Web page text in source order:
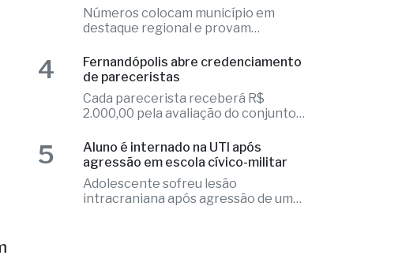
Educação de Fernandópolis obtém
Números colocam município em
destaque regional e provam
excelência
Fernandópolis abre credenciamento
Cada parecerista receberá R$
2.000,00 pela avaliação do conjunto
de projetos
Aluno é internado na UTI após